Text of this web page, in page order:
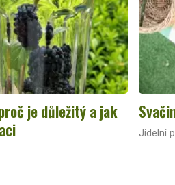
je důležitý a jak
Jídelní